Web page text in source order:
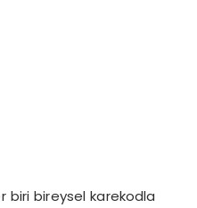
biri bireysel karekodla